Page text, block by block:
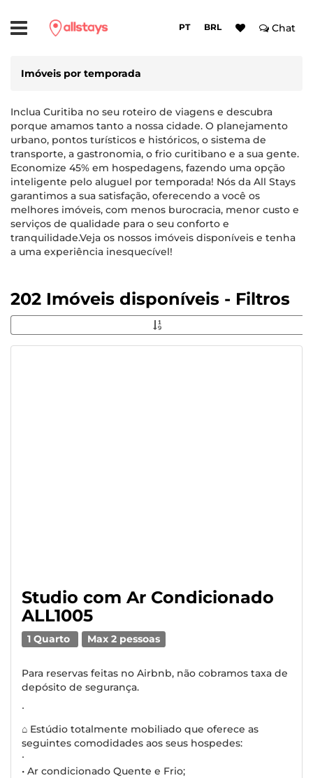
PT BRL Chat
Imóveis por temporada
Inclua Curitiba no seu roteiro de viagens e descubra
porque amamos tanto a nossa cidade. O planejamento
urbano, pontos turísticos e históricos, o sistema de
transporte, a gastronomia, o frio curitibano e a sua gente.
Economize 45% em hospedagens, fazendo uma opção
inteligente pelo aluguel por temporada! Nós da All Stays
garantimos a sua satisfação, oferecendo a você os
melhores imóveis, com menos burocracia, menor custo e
serviços de qualidade para o seu conforto e
tranquilidade.Veja os nossos imóveis disponíveis e tenha
a uma experiência inesquecível!
202 Imóveis disponíveis - Filtros
Studio com Ar Condicionado
ALL1005
1 Quarto Max 2 pessoas
Para reservas feitas no Airbnb, não cobramos taxa de
depósito de segurança.
∙
⌂ Estúdio totalmente mobiliado que oferece as
seguintes comodidades aos seus hospedes:
∙
• Ar condicionado Quente e Frio;